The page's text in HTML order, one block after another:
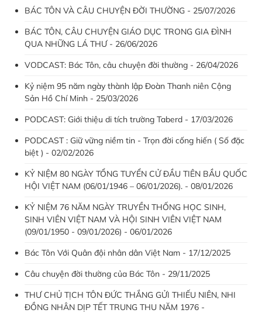
BÁC TÔN VÀ CÂU CHUYỆN ĐỜI THƯỜNG - 25/07/2026
BÁC TÔN, CÂU CHUYỆN GIÁO DỤC TRONG GIA ĐÌNH
QUA NHỮNG LÁ THƯ - 26/06/2026
VODCAST: Bác Tôn, câu chuyện đời thường - 26/04/2026
Kỷ niệm 95 năm ngày thành lập Đoàn Thanh niên Cộng
Sản Hồ Chí Minh - 25/03/2026
PODCAST: Giới thiệu di tích trường Taberd - 17/03/2026
PODCAST : Giữ vững niềm tin - Trọn đời cống hiến ( Số đặc
biệt ) - 02/02/2026
KỶ NIỆM 80 NGÀY TỔNG TUYỂN CỬ ĐẦU TIÊN BẦU QUỐC
HỘI VIỆT NAM (06/01/1946 – 06/01/2026). - 08/01/2026
KỶ NIỆM 76 NĂM NGÀY TRUYỀN THỐNG HỌC SINH,
SINH VIÊN VIỆT NAM VÀ HỘI SINH VIÊN VIỆT NAM
(09/01/1950 - 09/01/2026) - 06/01/2026
Bác Tôn Với Quân đội nhân dân Việt Nam - 17/12/2025
Câu chuyện đời thường của Bác Tôn - 29/11/2025
THƯ CHỦ TỊCH TÔN ĐỨC THẮNG GỬI THIẾU NIÊN, NHI
ĐỒNG NHÂN DỊP TẾT TRUNG THU NĂM 1976 -